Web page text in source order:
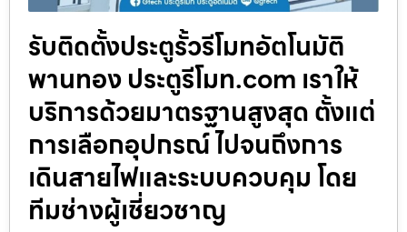
รับติดตั้งประตูรั้วรีโมทอัตโนมัติ
พานทอง ประตูรีโมท.com เราให้
บริการด้วยมาตรฐานสูงสุด ตั้งแต่
การเลือกอุปกรณ์ ไปจนถึงการ
เดินสายไฟและระบบควบคุม โดย
ทีมช่างผู้เชี่ยวชาญ